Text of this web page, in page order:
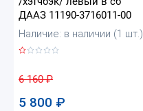
ДААЗ 11190-3716011-00
Наличие: в наличии (1 шт.)
6 160₽
5 800 ₽